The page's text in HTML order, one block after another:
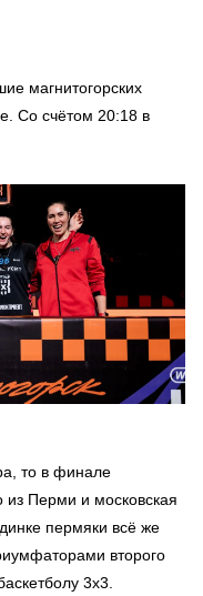
магнитогорских
Со счётом 20:18 в
то в финале
из Перми и московская
пермяки всё же
второго
3х3.